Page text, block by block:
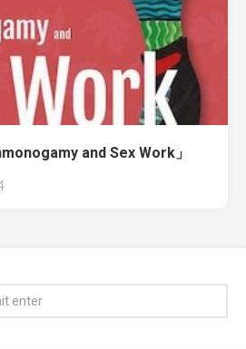
and Sex Work」